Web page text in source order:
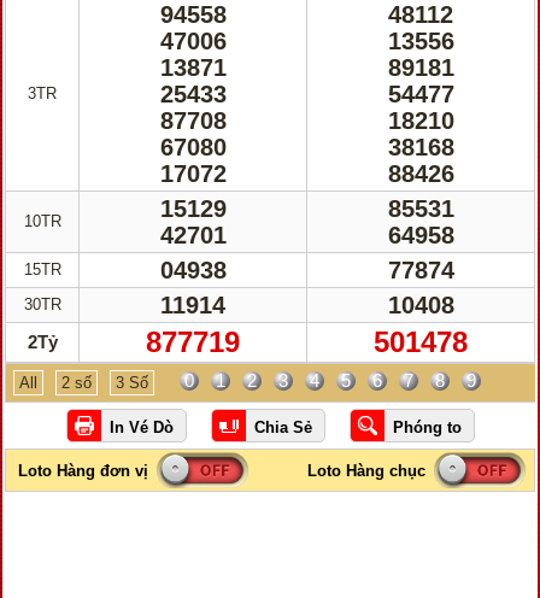
3TR
10TR
15TR
30TR
2Tỷ
94558
47006
13871
25433
87708
67080
17072
15129
42701
04938
11914
877719
48112
13556
89181
54477
18210
38168
88426
85531
64958
77874
10408
501478
All 2 số 3 Số 0 1 2 3 4 5 6 7 8 9